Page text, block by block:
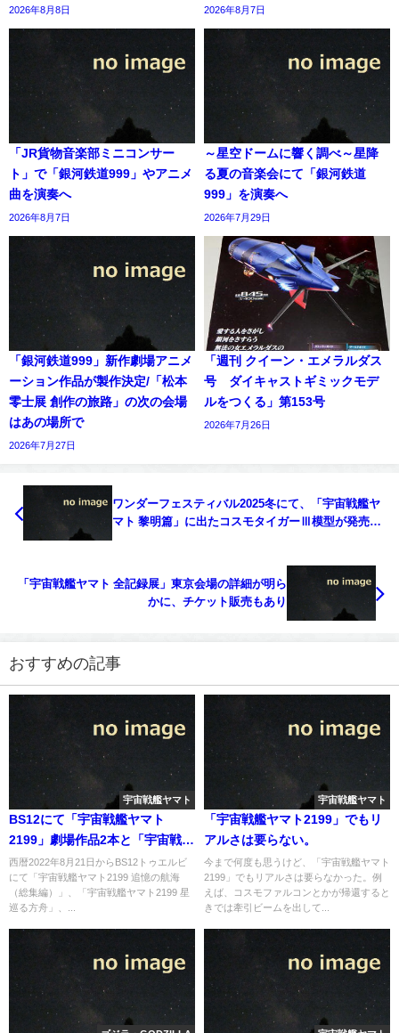
2026年8月8日 2026年8月7日
「JR貨物音楽部ミニコンサー
ト」で「銀河鉄道999」やアニメ
曲を演奏へ
2026年8月7日
～星空ドームに響く調べ～星降
る夏の音楽会にて「銀河鉄道
999」を演奏へ
2026年7月29日
「銀河鉄道999」新作劇場アニメ
ーション作品が製作決定/「松本
零士展 創作の旅路」の次の会場
はあの場所で
2026年7月27日
「週刊 クイーン・エメラルダス
号 ダイキャストギミックモデ
ルをつくる」第153号
2026年7月26日
ワンダーフェスティバル2025冬にて、「宇宙戦艦ヤ
マト 黎明篇」に出たコスモタイガーⅢ模型が発売予
「宇宙戦艦ヤマト 全記録展」東京会場の詳細が明ら
かに、チケット販売もあり
おすすめの記事
宇宙戦艦ヤマト
BS12にて「宇宙戦艦ヤマト
2199」劇場作品2本と「宇宙戦艦
ヤマトという時代」1本が連続放
送
西暦2022年8月21日からBS12トゥエルビ
にて「宇宙戦艦ヤマト2199 追憶の航海
（総集編）」、「宇宙戦艦ヤマト2199 星
巡る方舟」、...
宇宙戦艦ヤマト
「宇宙戦艦ヤマト2199」でもリ
アルさは要らない。
今まで何度も思うけど、「宇宙戦艦ヤマト
2199」でもリアルさは要らなかった。例
えば、コスモファルコンとかが帰還すると
きでは牽引ビームを出して...